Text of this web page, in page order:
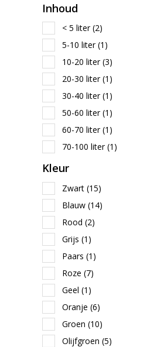
Inhoud
< 5 liter(2)
5-10 liter(1)
10-20 liter(3)
20-30 liter(1)
30-40 liter(1)
50-60 liter(1)
60-70 liter(1)
70-100 liter(1)
Kleur
Zwart (15)
Blauw (14)
Rood (2)
Grijs (1)
Paars (1)
Roze (7)
Geel (1)
Oranje (6)
Groen (10)
Olijfgroen (5)